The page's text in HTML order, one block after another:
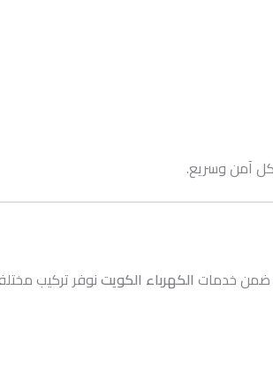
آمن وسريع.
ضمن خدمات الكهرباء الكويتنوفر تركيب